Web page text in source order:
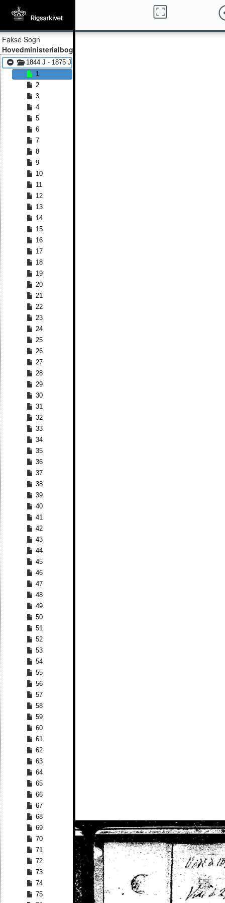
Fakse Sogn
Hovedministerialbog
1844 J - 1875 J
1
2
3
4
5
6
7
8
9
10
11
12
13
14
15
16
17
18
19
20
21
22
23
24
25
26
27
28
29
30
31
32
33
34
35
36
37
38
39
40
41
42
43
44
45
46
47
48
49
50
51
52
53
54
55
56
57
58
59
60
61
62
63
64
65
66
67
68
69
70
71
72
73
74
75